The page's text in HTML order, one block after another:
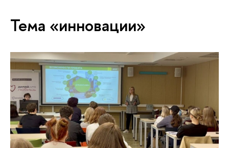
Тема «инновации»